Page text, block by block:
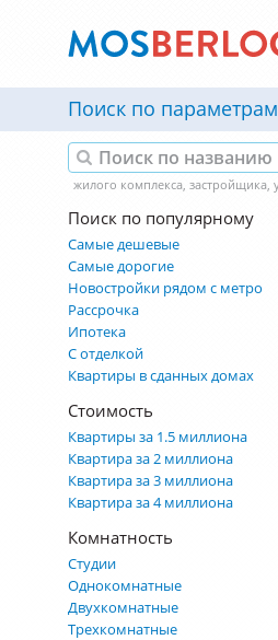
Поиск по параметрам
Поиск по популярному
Самые дешевые
Самые дорогие
Новостройки рядом с метро
Рассрочка
Ипотека
С отделкой
Квартиры в сданных домах
Стоимость
Квартиры за 1.5 миллиона
Квартира за 2 миллиона
Квартира за 3 миллиона
Квартира за 4 миллиона
Комнатность
Студии
Однокомнатные
Двухкомнатные
Трехкомнатные